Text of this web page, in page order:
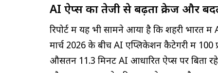
AI ऐप्स का तेजी से बढ़ता क्रेज और
रिपोर्ट में यह भी सामने आया है कि शहरी भारत
मार्च 2026 के बीच AI एप्लिकेशन कैटेगरी में 100
औसतन 11.3 मिनट AI आधारित ऐप्स पर बिता